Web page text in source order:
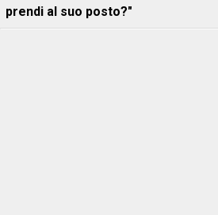
prendi al suo posto?"